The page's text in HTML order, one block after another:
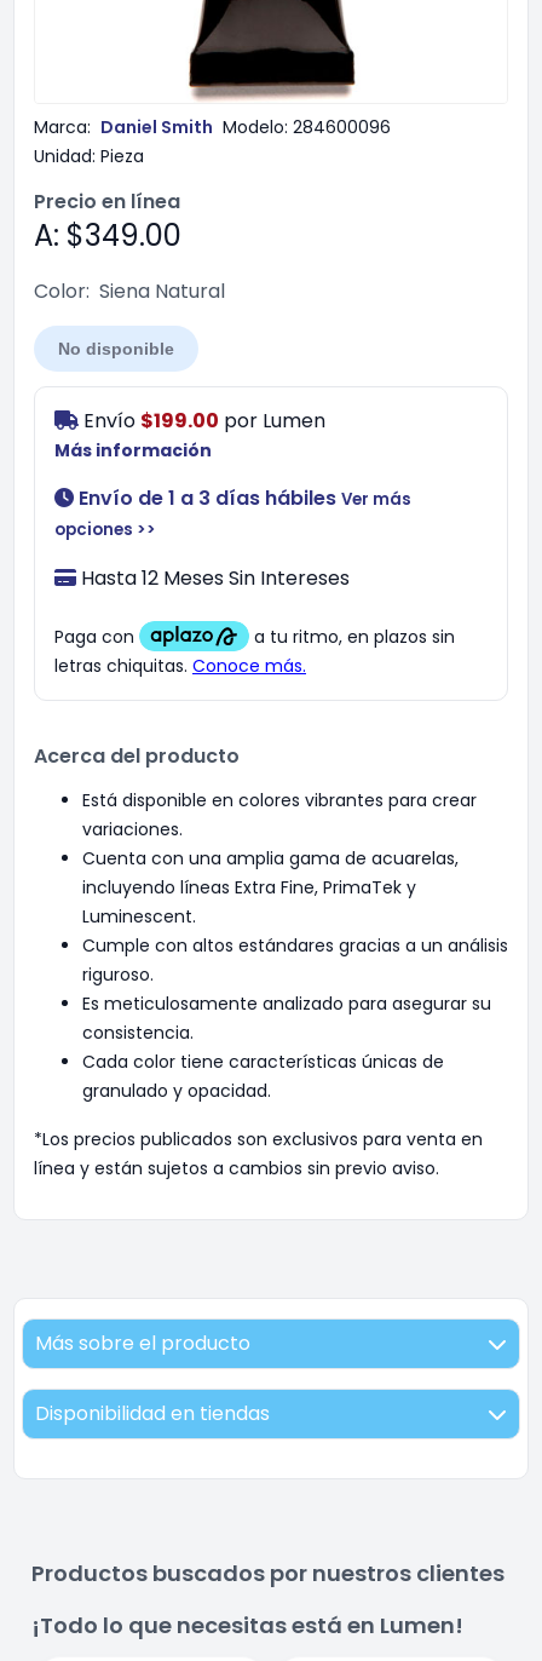
Marca: Daniel Smith Modelo: 284600096
Unidad: Pieza
Precio en línea
A: $349.00
Color: Siena Natural
No disponible
Envío $199.00 por Lumen
Más información
Envío de 1 a 3 días hábiles Ver más
opciones >>
Hasta 12 Meses Sin Intereses
Acerca del producto
Está disponible en colores vibrantes para crear
variaciones.
Cuenta con una amplia gama de acuarelas,
incluyendo líneas Extra Fine, PrimaTek y
Luminescent.
Cumple con altos estándares gracias a un análisis
riguroso.
Es meticulosamente analizado para asegurar su
consistencia.
Cada color tiene características únicas de
granulado y opacidad.
*Los precios publicados son exclusivos para venta en
línea y están sujetos a cambios sin previo aviso.
Más sobre el producto
Disponibilidad en tiendas
Productos buscados por nuestros clientes
¡Todo lo que necesitas está en Lumen!